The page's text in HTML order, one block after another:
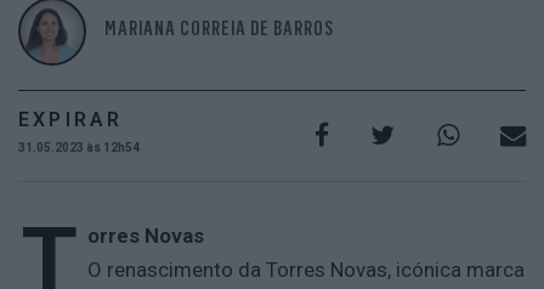
MARIANA CORREIA DE BARROS
EXPIRAR
31.05.2023 às 12h54
T orres Novas
O renascimento da Torres Novas, icónica marca